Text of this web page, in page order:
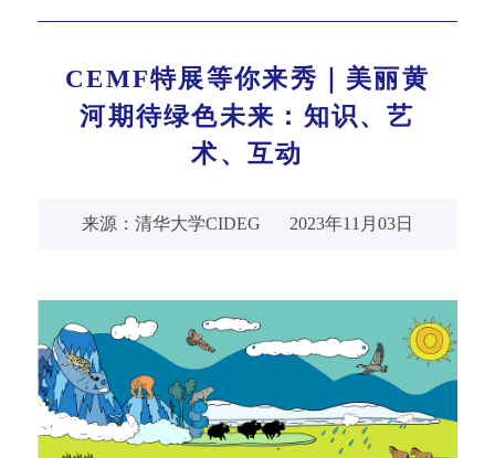
CEMF特展等你来秀｜美丽黄
河期待绿色未来：知识、艺
术、互动
来源：清华大学CIDEG 2023年11月03日